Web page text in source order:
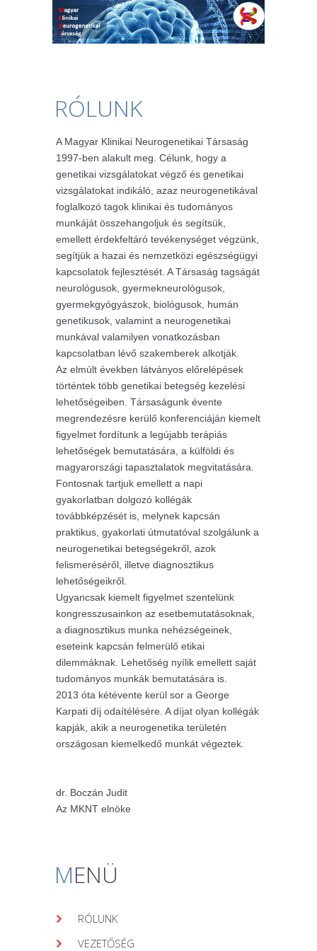
RÓLUNK
A Magyar Klinikai Neurogenetikai Társaság
1997-ben alakult meg. Célunk, hogy a
genetikai vizsgálatokat végző és genetikai
vizsgálatokat indikáló, azaz neurogenetikával
foglalkozó tagok klinikai és tudományos
munkáját összehangoljuk és segítsük,
emellett érdekfeltáró tevékenységet végzünk,
segítjük a hazai és nemzetközi egészségügyi
kapcsolatok fejlesztését. A Társaság tagságát
neurológusok, gyermekneurológusok,
gyermekgyógyászok, biológusok, humán
genetikusok, valamint a neurogenetikai
munkával valamilyen vonatkozásban
kapcsolatban lévő szakemberek alkotják.
Az elmúlt években látványos előrelépések
történtek több genetikai betegség kezelési
lehetőségeiben. Társaságunk évente
megrendezésre kerülő konferenciáján kiemelt
figyelmet fordítunk a legújabb terápiás
lehetőségek bemutatására, a külföldi és
magyarországi tapasztalatok megvitatására.
Fontosnak tartjuk emellett a napi
gyakorlatban dolgozó kollégák
továbbképzését is, melynek kapcsán
praktikus, gyakorlati útmutatóval szolgálunk a
neurogenetikai betegségekről, azok
felismeréséről, illetve diagnosztikus
lehetőségeikről.
Ugyancsak kiemelt figyelmet szentelünk
kongresszusainkon az esetbemutatásoknak,
a diagnosztikus munka nehézségeinek,
eseteink kapcsán felmerülő etikai
dilemmáknak. Lehetőség nyílik emellett saját
tudományos munkák bemutatására is.
2013 óta kétévente kerül sor a George
Karpati díj odaítélésére. A díjat olyan kollégák
kapják, akik a neurogenetika területén
országosan kiemelkedő munkát végeztek.
dr. Boczán Judit
Az MKNT elnöke
MENÜ
RÓLUNK
VEZETŐSÉG